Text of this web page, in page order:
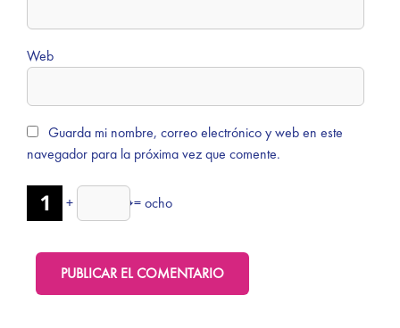
Web
Guarda mi nombre, correo electrónico y web en este
navegador para la próxima vez que comente.
+ =ocho